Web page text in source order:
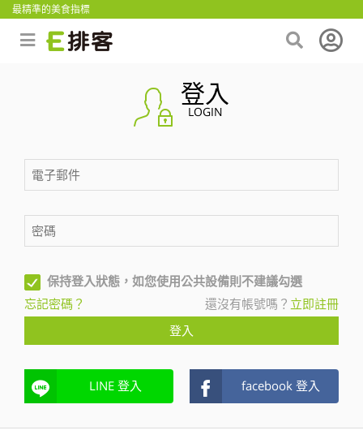
最精準的美食指標
登入
LOGIN
保持登入狀態，如您使用公共設備則不建議勾選
忘記密碼？
還沒有帳號嗎？ 立即註冊
登入
LINE 登入 facebook 登入